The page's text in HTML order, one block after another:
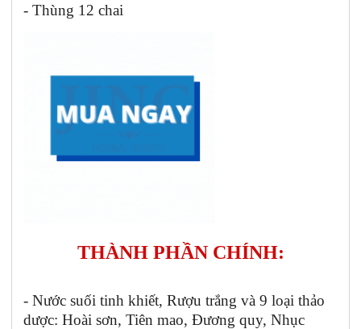
- Thùng 12 chai
THÀNH PHẦN CHÍNH:
- Nước suối tinh khiết, Rượu trắng và 9 loại thảo
dược: Hoài sơn, Tiên mao, Đương quy, Nhục